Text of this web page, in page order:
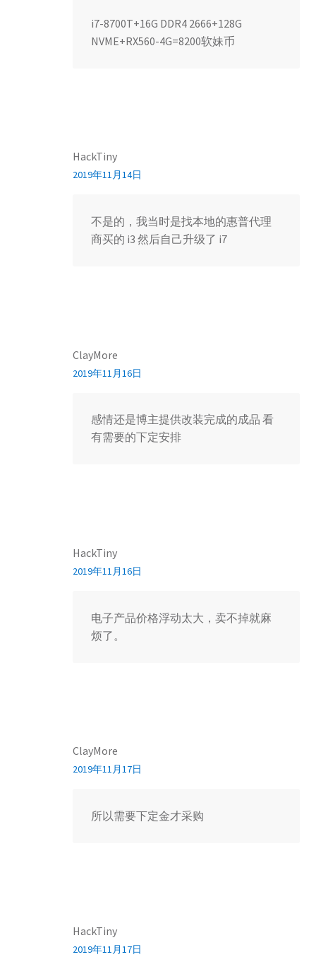
i7-8700T+16G DDR4 2666+128G
NVME+RX560-4G=8200软妹币
HackTiny
2019年11月14日
不是的，我当时是找本地的惠普代理
商买的 i3 然后自己升级了 i7
ClayMore
2019年11月16日
感情还是博主提供改装完成的成品 看
有需要的下定安排
HackTiny
2019年11月16日
电子产品价格浮动太大，卖不掉就麻
烦了。
ClayMore
2019年11月17日
所以需要下定金才采购
HackTiny
2019年11月17日